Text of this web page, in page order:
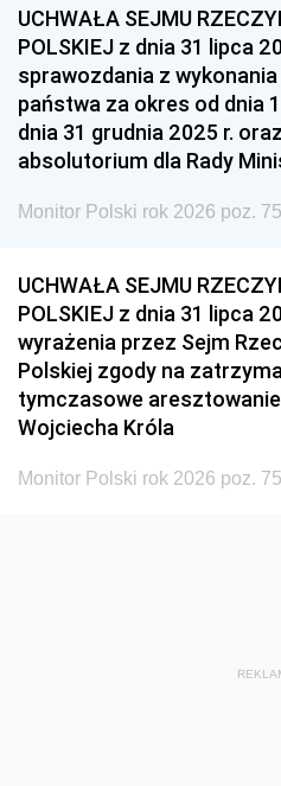
1939 1938
1936 1930
UCHWAŁA SEJMU
POLSKIEJ z dnia 31 lipca
sprawozdania z
państwa za okres od dnia
dnia 31 grudnia 2025 r.
absolutorium dla Rady
Monitor Polski rok 2026 poz.
UCHWAŁA SEJMU
POLSKIEJ z dnia 31 lipca
wyrażenia przez Sejm
Polskiej zgody na
tymczasowe
Wojciecha Króla
Monitor Polski rok 2026 poz.